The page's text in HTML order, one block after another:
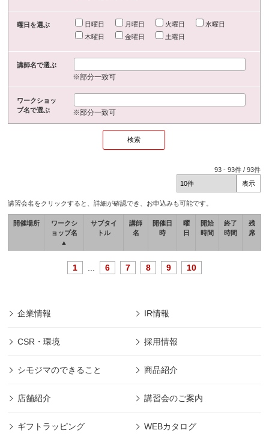
曜日を選ぶ 日曜日 月曜日 火曜日
水曜日
木曜日
金曜日 土曜日
講師名で選ぶ
※部分一致可
ワークショッ
プ名で選ぶ
※部分一致可
93 -93件 /93件
講習会名をクリックすると、詳細が確認でき、お申込みも可能です。
開催場所
ワークシ
ョップ名
▲
サブタイ
トル
講師
名
開催日
時
曜
日
開始
時間
終了
時間
残
席
1 6 7 8 9 10
企業情報 IR情報
CSR・環境 採用情報
シモジマのできること 商品紹介
店舗紹介 講習会のご案内
ギフトラッピング WEBカタログ